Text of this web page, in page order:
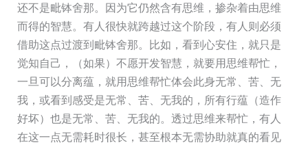
还不是毗钵舍那。因为它仍然含有思维，掺杂着由思维
而得的智慧。有人很快就跨越过这个阶段，有人则必须
借助这点过渡到毗钵舍那。比如，看到心安住，就只是
觉知自己，（如果）不愿开发智慧，就要用思维帮忙，
一旦可以分离蕴，就用思维帮忙体会此身无常、苦、无
我，或看到感受是无常、苦、无我的，所有行蕴（造作
好坏）也是无常、苦、无我的。透过思维来帮忙，有人
在这一点无需耗时很长，甚至根本无需协助就真的看见